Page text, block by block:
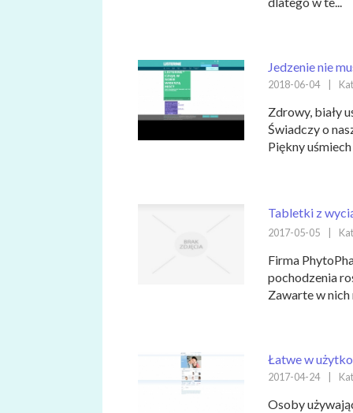
Jedzenie nie
2018-06-04
Zdrowy, biały
Świadczy o
Piękny
Tabletki z
2017-05-05
Firma
pochodzenia
Zawarte w nich
Łatwe w
2017-04-24
Osoby